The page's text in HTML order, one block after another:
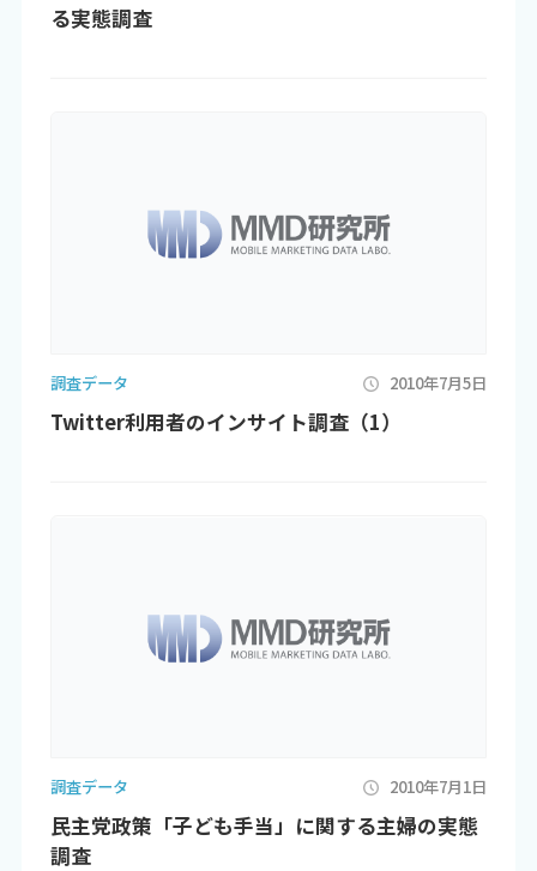
る実態調査
調査データ 2010年7月5日
Twitter利用者のインサイト調査（1）
調査データ 2010年7月1日
民主党政策「子ども手当」に関する主婦の実態
調査